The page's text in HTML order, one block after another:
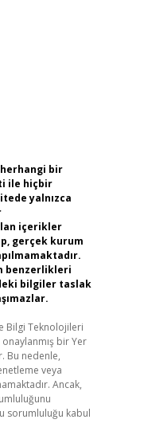
bir
ile hiçbir
yalnızca
içerikler
gerçek kurum
benzerlikleri
bilgiler taslak
Bilgi Teknolojileri
bir Yer
Bu nedenle,
veya
Ancak,
sorumluluğu kabul